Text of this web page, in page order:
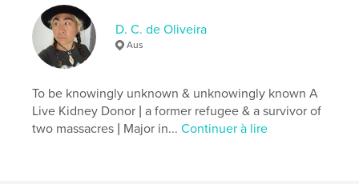
Journal
D. C. de Oliveira
Aus
To be knowingly unknown & unknowingly known A
Live Kidney Donor | a former refugee & a survivor of
two massacres | Major in...Continuer à lire